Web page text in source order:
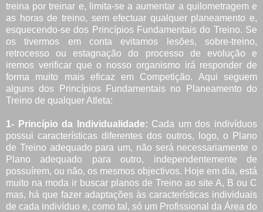
treina por treinar e, limita-se a aumentar a quilometragem e
as horas de treino, sem efectuar qualquer planeamento e,
esquecendo-se dos Princípios Fundamentais do Treino. Se
os tivermos em conta evitamos lesões, sobre-treino,
retrocesso ou estagnação do processo de evolução e
iremos verificar que o nosso organismo irá responder de
forma muito mais eficaz em Competição. Aqui seguem
alguns dos Princípios Fundamentais no Planeamento do
Treino de qualquer Atleta:
1- Princípio da Individualidade: Cada um dos indivíduos
possui características diferentes dos outros, logo, o Plano
de Treino adequado para um, não será necessariamente o
Plano adequado para outro, independentemente de
possuírem, ou não, os mesmos objectivos. Hoje em dia, está
muito na moda ir buscar planos de Treino ao site A, B ou C
mas, há que fazer adaptações às características individuais
de cada indivíduo e, como tal, só um Profissional da Área do